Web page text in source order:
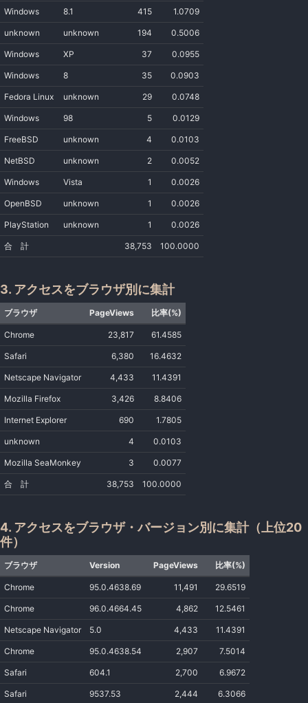
Windows 8.1 415 1.0709
unknown unknown 194 0.5006
Windows XP 37 0.0955
Windows 8 35 0.0903
Fedora Linux unknown 29 0.0748
Windows 98 5 0.0129
FreeBSD unknown 4 0.0103
NetBSD unknown 2 0.0052
Windows Vista 1 0.0026
OpenBSD unknown 1 0.0026
PlayStation unknown 1 0.0026
合 計 38,753 100.0000
3. アクセスをブラウザ別に集計
ブラウザ PageViews 比率(%)
Chrome 23,817 61.4585
Safari 6,380 16.4632
Netscape Navigator 4,433 11.4391
Mozilla Firefox 3,426 8.8406
Internet Explorer 690 1.7805
unknown 4 0.0103
Mozilla SeaMonkey 3 0.0077
合 計 38,753 100.0000
4. アクセスをブラウザ・バージョン別に集計（上位20
件）
ブラウザ Version PageViews 比率(%)
Chrome 95.0.4638.69 11,491 29.6519
Chrome 96.0.4664.45 4,862 12.5461
Netscape Navigator 5.0 4,433 11.4391
Chrome 95.0.4638.54 2,907 7.5014
Safari 604.1 2,700 6.9672
Safari 9537.53 2,444 6.3066